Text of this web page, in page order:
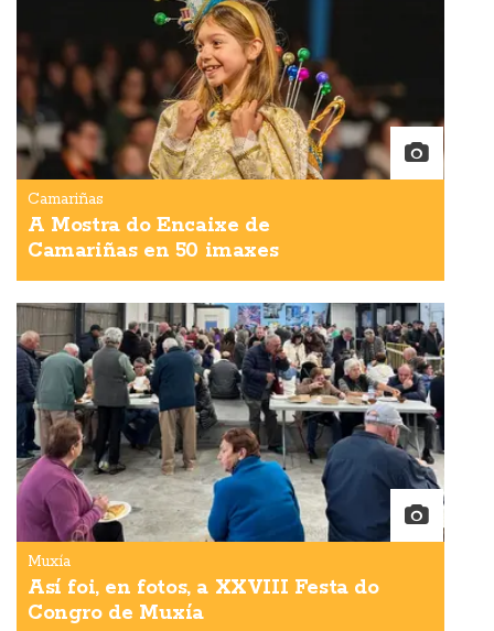
Camariñas
A Mostra do Encaixe de
Camariñas en 50 imaxes
Muxía
Así foi, en fotos, a XXVIII Festa do
Congro de Muxía